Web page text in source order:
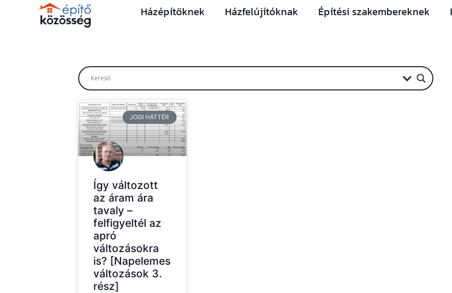
Házépítőknek Házfelújítóknak Építési szakembereknek
JOGI HÁTTÉR
Így változott
az áram ára
tavaly –
felfigyeltél az
apró
változásokra
is? [Napelemes
változások 3.
rész]